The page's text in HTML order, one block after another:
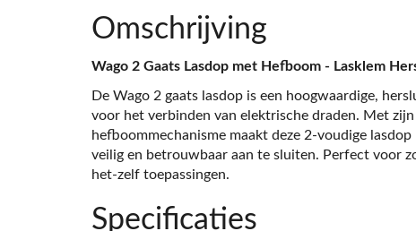
Omschrijving
Wago 2 Gaats Lasdop met Hefboom - Lasklem
De Wago 2 gaats lasdop is een hoogwaardige,
voor het verbinden van elektrische draden. Met zijn
hefboommechanisme maakt deze 2-voudige
veilig en betrouwbaar aan te sluiten. Perfect voor
het-zelf toepassingen.
Specificaties